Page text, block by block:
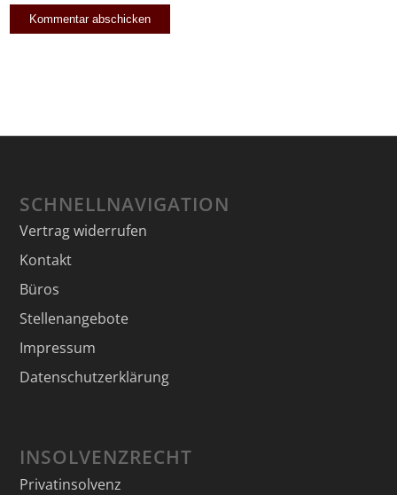
SCHNELLNAVIGATION
Vertrag widerrufen
Kontakt
Büros
Stellenangebote
Impressum
Datenschutzerklärung
INSOLVENZRECHT
Privatinsolvenz